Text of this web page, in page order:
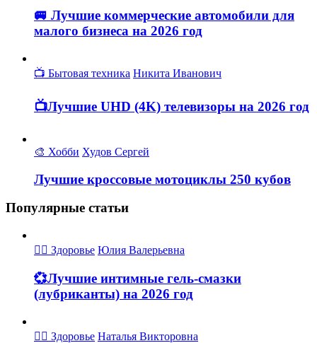
🚐 Лучшие коммерческие автомобили для
малого бизнеса на 2026 год
📺 Бытовая техника Никита Иванович
📺Лучшие UHD (4K) телевизоры на 2026 год
🎨 Хобби Худов Сергей
Лучшие кроссовые мотоциклы 250 кубов
Популярные статьи
👩‍⚕ Здоровье Юлия Валерьевна
💞Лучшие интимные гель-смазки
(лубриканты) на 2026 год
👩‍⚕ Здоровье Наталья Викторовна